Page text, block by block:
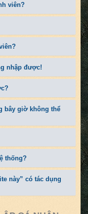
viên?
nhập được!
bây giờ không thể
thống?
này” có tác dụng